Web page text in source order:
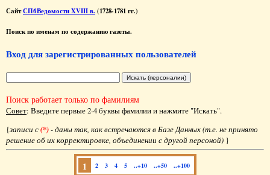
СайтСПбВедомости XVIII в. (1728-1781 гг.)
Поиск по именам по содержанию газеты.
Вход для зарегистрированных пользователей
Поиск работает только по фамилиям
Совет: Введите первые 2-4 буквы фамилии и нажмите "Искать".
{записи с(*)- даны так, как встречаются в Базе Данных (т.е. не принято
решение об их корректировке, объединении с другой персоной) }
1 2 3 4 5 ..+10 ..+50 ..+100